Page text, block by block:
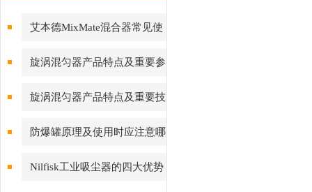
艾本德MixMate混合器常见使
用问题解答
旋涡混匀器产品特点及重要参
数简介
旋涡混匀器产品特点及重要技
术参数介绍
防爆罐原理及使用时应注意哪
Nilfisk工业吸尘器的四大优势